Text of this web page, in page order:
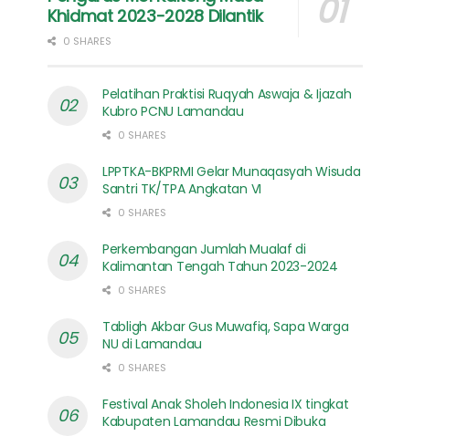
Khidmat 2023-2028 Dilantik
0 SHARES
Pelatihan Praktisi Ruqyah Aswaja & Ijazah
Kubro PCNU Lamandau
0 SHARES
LPPTKA-BKPRMI Gelar Munaqasyah Wisuda
Santri TK/TPA Angkatan VI
0 SHARES
Perkembangan Jumlah Mualaf di
Kalimantan Tengah Tahun 2023-2024
0 SHARES
Tabligh Akbar Gus Muwafiq, Sapa Warga
NU di Lamandau
0 SHARES
Festival Anak Sholeh Indonesia IX tingkat
Kabupaten Lamandau Resmi Dibuka